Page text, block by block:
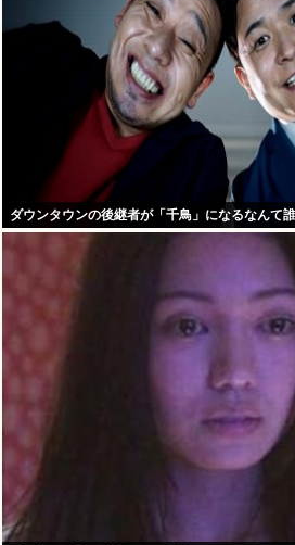
ダウンタウンの後継者が「千鳥」になるなんて